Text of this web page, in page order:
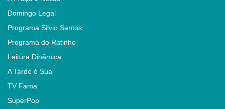
Domingo Legal
Programa Silvio Santos
Programa do Ratinho
Leitura Dinâmica
A Tarde é Sua
TV Fama
SuperPop